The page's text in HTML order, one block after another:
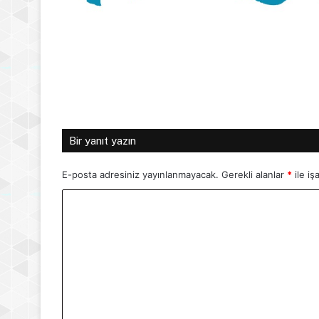
Bir yanıt yazın
E-posta adresiniz yayınlanmayacak. Gerekli alanlar * ile